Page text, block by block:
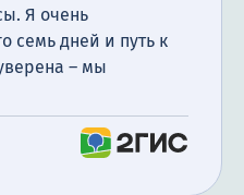
Я очень
семь дней и путь к
– мы